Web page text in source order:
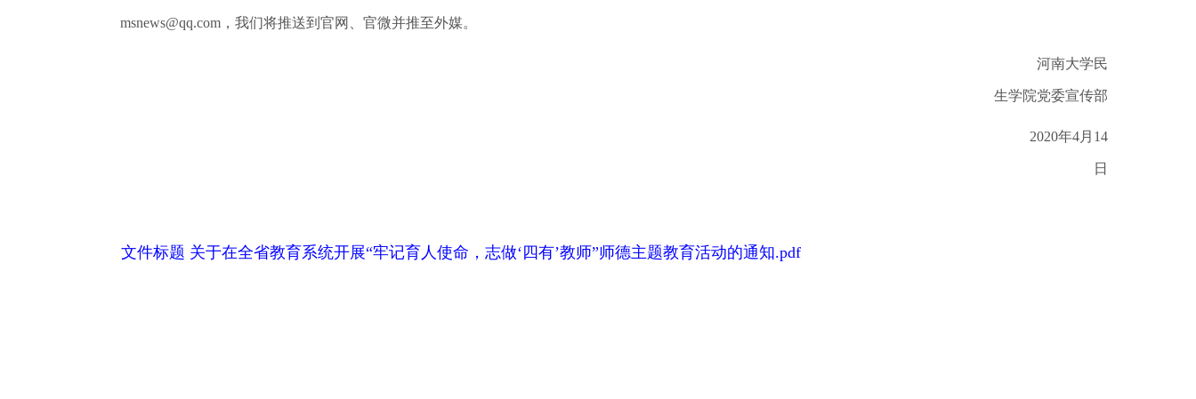
msnews@qq.com，我们将推送到官网、官微并推至外媒。
河南大学民
生学院党委宣传部
2020年4月14
日
文件标题 关于在全省教育系统开展“牢记育人使命，志做‘四有’教师”师德主题教育活动的通知.pdf